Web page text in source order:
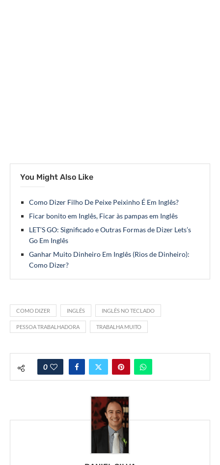
You Might Also Like
Como Dizer Filho De Peixe Peixinho É Em Inglês?
Ficar bonito em Inglês, Ficar às pampas em Inglês
LET’S GO: Significado e Outras Formas de Dizer Lets’s
Go Em Inglês
Ganhar Muito Dinheiro Em Inglês (Rios de Dinheiro):
Como Dizer?
COMO DIZER INGLÊS INGLÊS NO TECLADO
PESSOA TRABALHADORA TRABALHA MUITO
0